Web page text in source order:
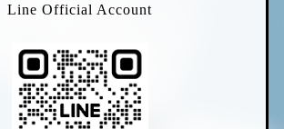
Line Official Account